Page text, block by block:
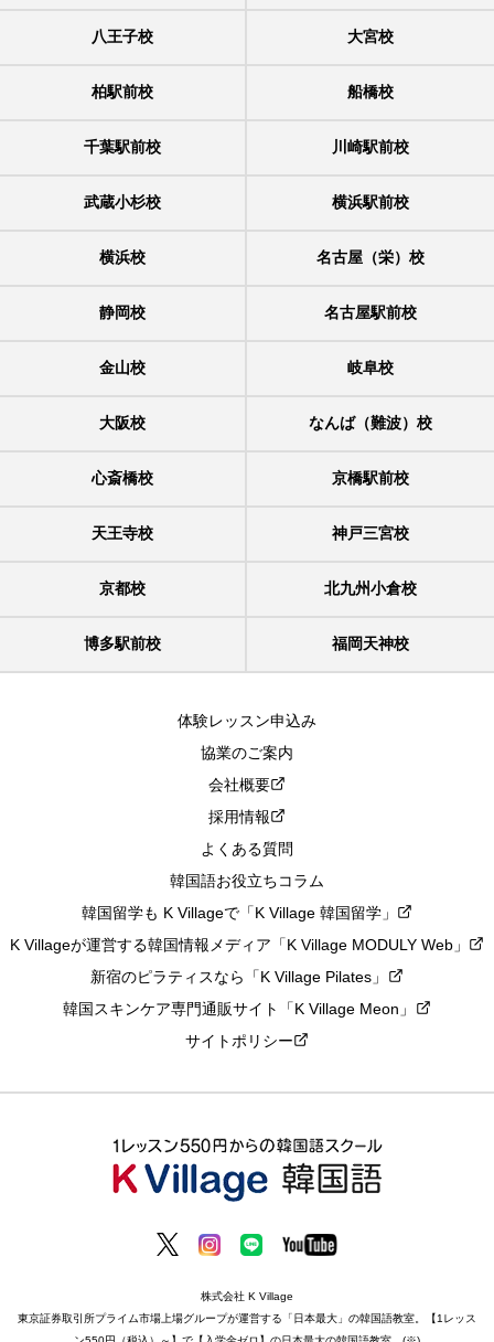
八王子校 大宮校
柏駅前校 船橋校
千葉駅前校 川崎駅前校
武蔵小杉校 横浜駅前校
横浜校 名古屋（栄）校
静岡校 名古屋駅前校
金山校 岐阜校
大阪校 なんば（難波）校
心斎橋校 京橋駅前校
天王寺校 神戸三宮校
京都校 北九州小倉校
博多駅前校 福岡天神校
体験レッスン申込み
協業のご案内
会社概要
採用情報
よくある質問
韓国語お役立ちコラム
韓国留学も K Villageで「K Village 韓国留学」
K Villageが運営する韓国情報メディア「K Village MODULY Web」
新宿のピラティスなら「K Village Pilates」
韓国スキンケア専門通販サイト「K Village Meon」
サイトポリシー
株式会社 K Village
東京証券取引所プライム市場上場グループが運営する「日本最大」の韓国語教室。【1レッス